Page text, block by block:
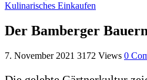
Kulinarisches Einkaufen
Der Bamberger
7. November 2021 3172 Views 0